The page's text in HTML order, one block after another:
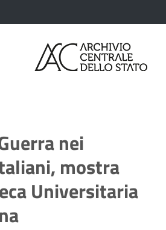
nei
mostra
Universitaria